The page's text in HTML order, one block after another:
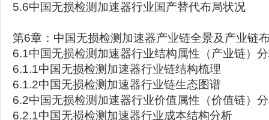
5.6中国无损检测加速器行业国产替代布局状况
第6章：中国无损检测加速器产业链全景及产业链
6.1中国无损检测加速器行业结构属性（产业链）
6.1.1中国无损检测加速器行业链结构梳理
6.1.2中国无损检测加速器行业链生态图谱
6.2中国无损检测加速器行业价值属性（价值链）
6.2.1中国无损检测加速器行业成本结构分析